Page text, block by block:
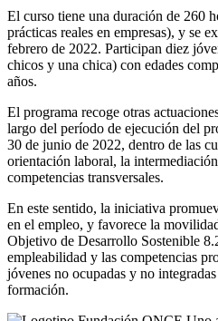
El curso tiene una duración de 260
prácticas reales en empresas), y se
febrero de 2022. Participan diez
chicos y una chica) con edades
años.
El programa recoge otras
largo del período de ejecución del
30 de junio de 2022, dentro de las
orientación laboral, la
competencias transversales.
En este sentido, la iniciativa
en el empleo, y favorece la
Objetivo de Desarrollo Sostenible
empleabilidad y las competencias
jóvenes no ocupadas y no
formación.